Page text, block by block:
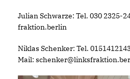
Julian Schwarze: Tel. 030 2325-
fraktion.berlin
Niklas Schenker: Tel.
Mail: